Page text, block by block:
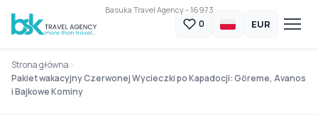
Basuka Travel Agency - 16973
0 EUR
Strona główna
Pakiet wakacyjny Czerwonej Wycieczki po Kapadocji: Göreme, Avanos
i Bajkowe Kominy